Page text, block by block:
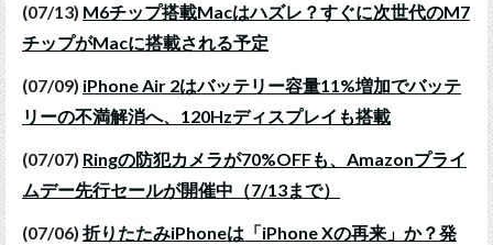
(07/13) M6チップ搭載Macはハズレ？すぐに次世代のM7
チップがMacに搭載される予定
(07/09) iPhone Air 2はバッテリー容量11%増加でバッテ
リーの不満解消へ、120Hzディスプレイも搭載
(07/07) Ringの防犯カメラが70%OFFも、Amazonプライ
ムデー先行セールが開催中（7/13まで）
(07/06) 折りたたみiPhoneは「iPhone Xの再来」か？発